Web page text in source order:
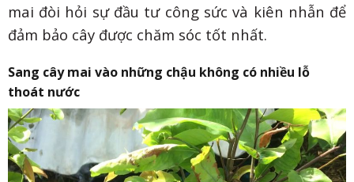
mai đòi hỏi sự đầu tư công sức và kiên nhẫn để
đảm bảo cây được chăm sóc tốt nhất.
Sang cây mai vào những chậu không có nhiều lỗ
thoát nước